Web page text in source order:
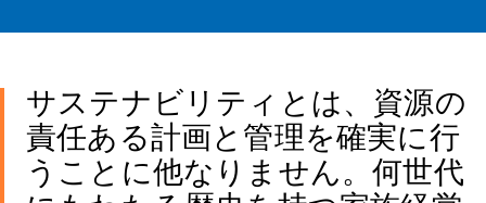
サステナビリティとは、資源の
責任ある計画と管理を確実に行
うことに他なりません。何世代